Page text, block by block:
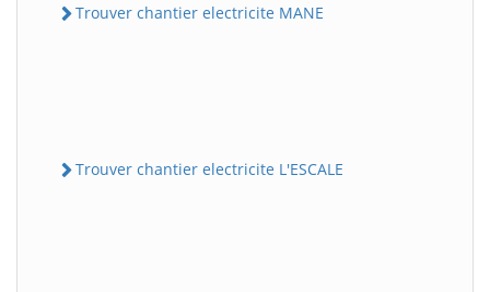
Trouver chantier electricite MANE
Trouver chantier electricite L'ESCALE